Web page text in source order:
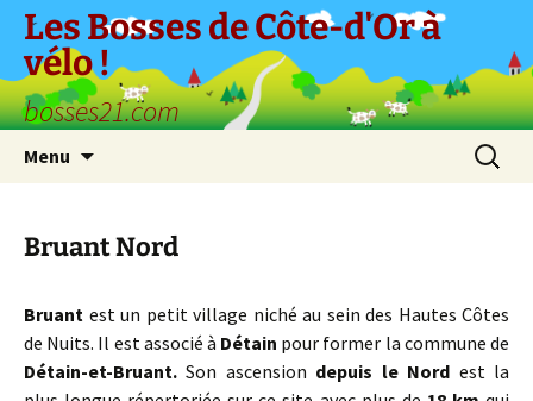
Aller
contenu
Les Bosses de Côte-d'Or à
vélo !
bosses21.com
Menu
Bruant Nord
Bruant est un petit village niché au sein des Hautes Côtes
de Nuits. Il est associé à Détain pour former la commune de
Détain-et-Bruant. Son ascension depuis le Nord est la